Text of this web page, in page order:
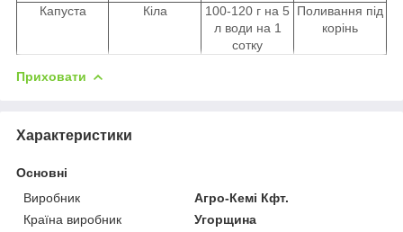
Капуста Кіла
100-120 г на 5
л води на 1
сотку
Поливання під
корінь
Приховати
Характеристики
Основні
Виробник
Агро-Кемі Кфт.
Країна виробник
Угорщина